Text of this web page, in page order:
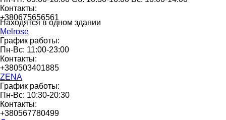
Контакты:
+380675656561
Находятся в одном здании
Melrose
График работы:
Пн-Вс: 11:00-23:00
Контакты:
+380503401885
ZENA
График работы:
Пн-Вс: 10:30-20:30
Контакты:
+380567780499